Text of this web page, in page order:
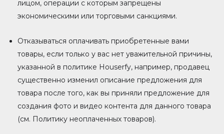
лицом, операции с которым запрещены
экономическими или торговыми санкциями.
Отказываться оплачивать приобретенные вами
товары, если только у вас нет уважительной причины,
указанной в политике Houserfy, например, продавец
существенно изменил описание предложения для
товара после того, как вы приняли предложение для
создания фото и видео контента для данного товара
(см. Политику неоплаченных товаров).